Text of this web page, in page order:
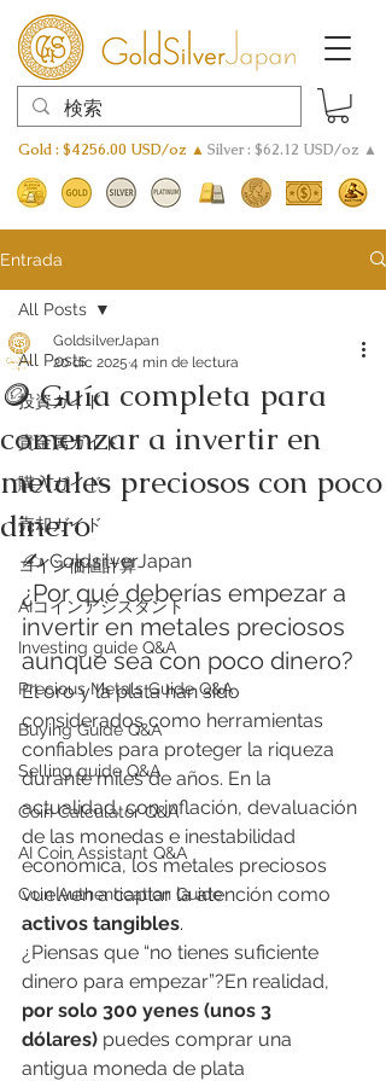
Gold : $4256.00 USD/oz ▲ Silver : $62.12 USD/oz ▲
Entrada
All Posts
投資ガイド
貴金属ガイド
購入ガイド
売却ガイド
​コイン価値計算
AIコインアシスタント
Investing guide Q&A
Precious Metals Guide Q&A
Buying Guide Q&A
Selling guide Q&A
Coin Calculator Q&A
AI Coin Assistant Q&A
Coin Authentication Guide
All Posts
🪙 Guía completa para
comenzar a invertir en
metales preciosos con poco
dinero
GoldsilverJapan
20 dic 2025 4 min de lectura
✍️ GoldsilverJapan
¿Por qué deberías empezar a
invertir en metales preciosos
aunque sea con poco dinero?
El oro y la plata han sido
considerados como herramientas
confiables para proteger la riqueza
durante miles de años. En la
actualidad, con inflación, devaluación
de las monedas e inestabilidad
económica, los metales preciosos
vuelven a captar la atención como
activos tangibles.
¿Piensas que “no tienes suficiente
dinero para empezar”?En realidad,
por solo 300 yenes (unos 3
dólares) puedes comprar una
antigua moneda de plata